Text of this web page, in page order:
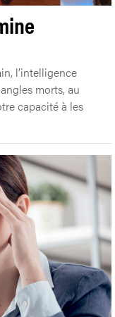
l’intelligence
morts, au
capacité à les